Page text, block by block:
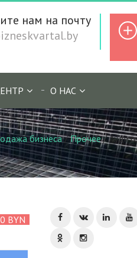
нам на почту
О НАС
бизнеса/Прочее/
BYN